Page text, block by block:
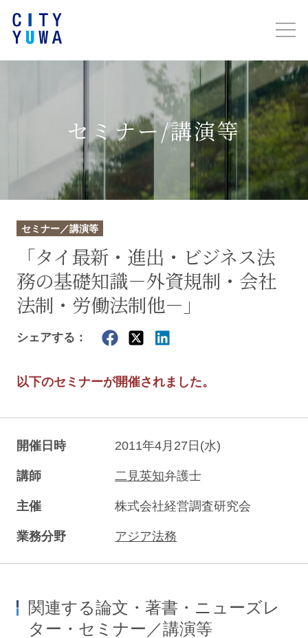
セミナー/講演等
セミナー／講演等
「タイ最新・進出・ビジネス法
務の基礎知識－外資規制・会社
法制・労働法制他－」
シェアする：
以下のセミナーが開催されました。
開催日時 2011年4月27日(水)
講師 二見英知弁護士
主催 株式会社経営調査研究会
業務分野 アジア法務
関連する論文・著書・ニューズレ
ター・セミナー／講演等